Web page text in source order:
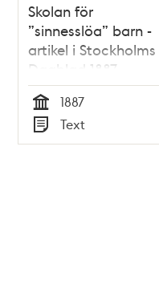
Skolan för
”sinnesslöa” barn -
artikel i Stockholms
Dagblad 1887
Tid
1887
Typ
Text